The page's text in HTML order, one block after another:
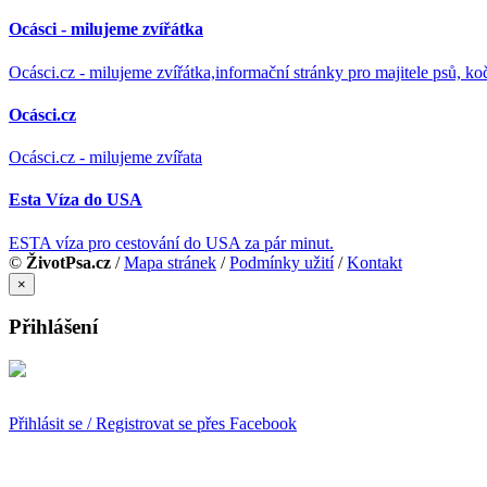
Ocásci - milujeme zvířátka
Ocásci.cz - milujeme zvířátka,informační stránky pro majitele psů,
Ocásci.cz
Ocásci.cz - milujeme zvířata
Esta Víza do USA
ESTA víza pro cestování do USA za pár minut.
© ŽivotPsa.cz /Mapa stránek /Podmínky užití/Kontakt
×
Přihlášení
Přihlásit se / Registrovat se přes Facebook